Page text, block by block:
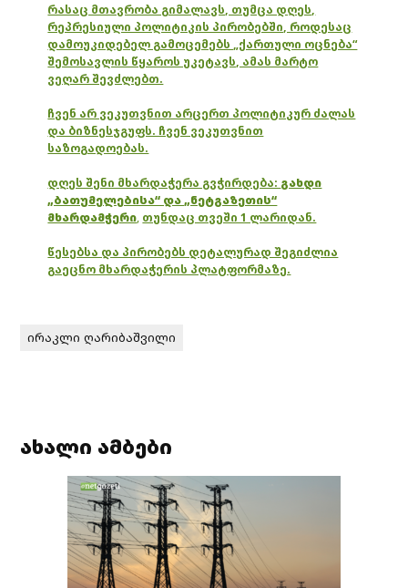
რასაც მთავრობა გიმალავს, თუმცა დღეს,
რეპრესიული პოლიტიკის პირობებში, როდესაც
დამოუკიდებელ გამოცემებს „ქართული ოცნება“
შემოსავლის წყაროს უკეტავს, ამას მარტო
ვეღარ შევძლებთ.
ჩვენ არ ვეკუთვნით არცერთ პოლიტიკურ ძალას
და ბიზნესჯგუფს. ჩვენ ვეკუთვნით
საზოგადოებას.
დღეს შენი მხარდაჭერა გვჭირდება: გახდი
„ბათუმელებისა“ და „ნეტგაზეთის“
მხარდამჭერი, თუნდაც თვეში 1 ლარიდან.
წესებსა და პირობებს დეტალურად შეგიძლია
გაეცნო მხარდაჭერის პლატფორმაზე.
ირაკლი ღარიბაშვილი
ახალი ამბები